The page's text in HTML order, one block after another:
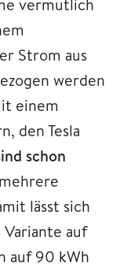
Strom aus
werden
einem
den Tesla
schon
lässt sich
auf
auf 90 kWh